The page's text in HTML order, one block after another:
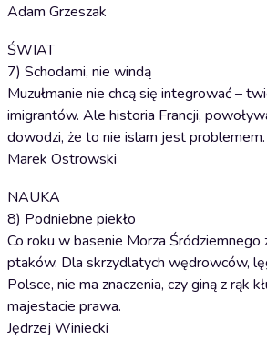
Adam Grzeszak
ŚWIAT
7) Schodami, nie windą
Muzułmanie nie chcą się integrować –
imigrantów. Ale historia Francji,
dowodzi, że to nie islam jest problemem.
Marek Ostrowski
NAUKA
8) Podniebne piekło
Co roku w basenie Morza Śródziemnego
ptaków. Dla skrzydlatych wędrowców,
Polsce, nie ma znaczenia, czy giną z rąk
majestacie prawa.
Jędrzej Winiecki